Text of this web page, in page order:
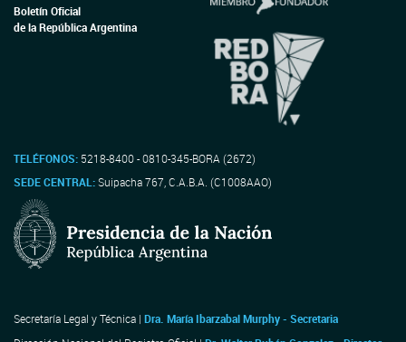
Boletín Oficial
de la República Argentina
TELÉFONOS: 5218-8400 - 0810-345-BORA (2672)
SEDE CENTRAL:Suipacha 767, C.A.B.A. (C1008AAO)
Secretaría Legal y Técnica | Dra. María Ibarzabal Murphy - Secretaria